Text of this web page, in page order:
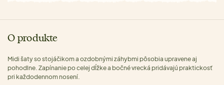
O produkte
Midi šaty so stojáčikom a ozdobnými záhybmi pôsobia upravene aj
pohodlne. Zapínanie po celej dĺžke a bočné vrecká pridávajú praktickosť
pri každodennom nosení.